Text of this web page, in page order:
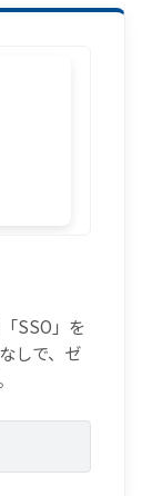
SSO」を
しで、ゼ